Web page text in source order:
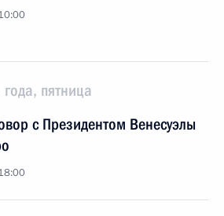
пятница
с Президентом Венесуэлы